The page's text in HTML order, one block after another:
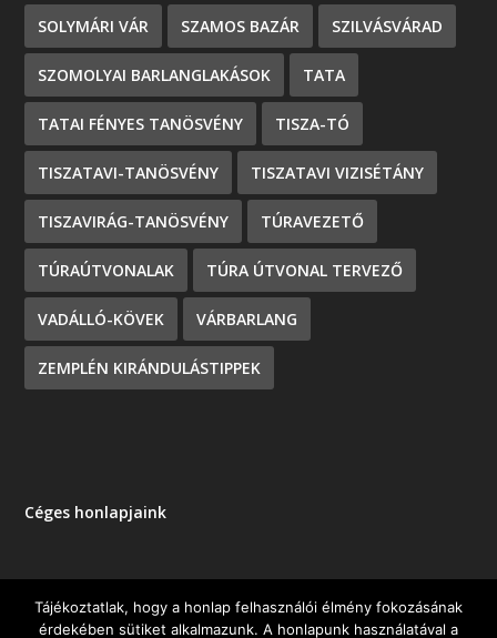
SOLYMÁRI VÁR SZAMOS BAZÁR SZILVÁSVÁRAD
SZOMOLYAI BARLANGLAKÁSOK TATA
TATAI FÉNYES TANÖSVÉNY TISZA-TÓ
TISZATAVI-TANÖSVÉNY TISZATAVI VIZISÉTÁNY
TISZAVIRÁG-TANÖSVÉNY TÚRAVEZETŐ
TÚRAÚTVONALAK TÚRA ÚTVONAL TERVEZŐ
VADÁLLÓ-KÖVEK VÁRBARLANG
ZEMPLÉN KIRÁNDULÁSTIPPEK
Céges honlapjaink
Tájékoztatlak, hogy a honlap felhasználói élmény fokozásának
érdekében sütiket alkalmazunk. A honlapunk használatával a